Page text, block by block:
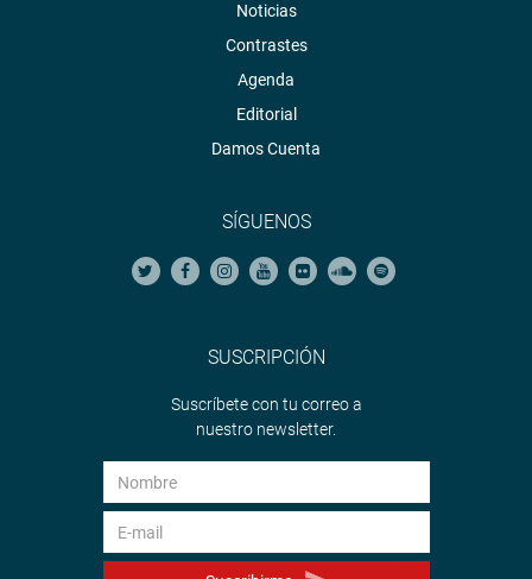
Noticias
Contrastes
Agenda
Editorial
Damos Cuenta
SÍGUENOS
SUSCRIPCIÓN
Suscríbete con tu correo a
nuestro newsletter.